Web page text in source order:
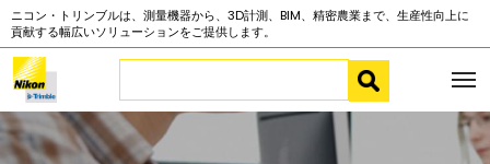
ニコン・トリンブルは、測量機器から、3D計測、BIM、精密農業まで、生産性向上に
貢献する幅広いソリューションをご提供します。